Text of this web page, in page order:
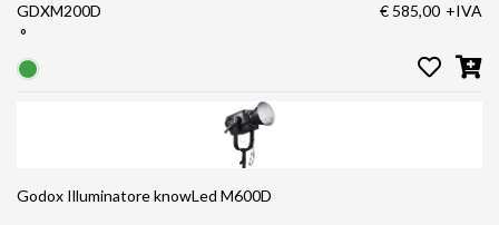
GDXM200D
°
€ 585,00 +IVA
Godox Illuminatore knowLed M600D